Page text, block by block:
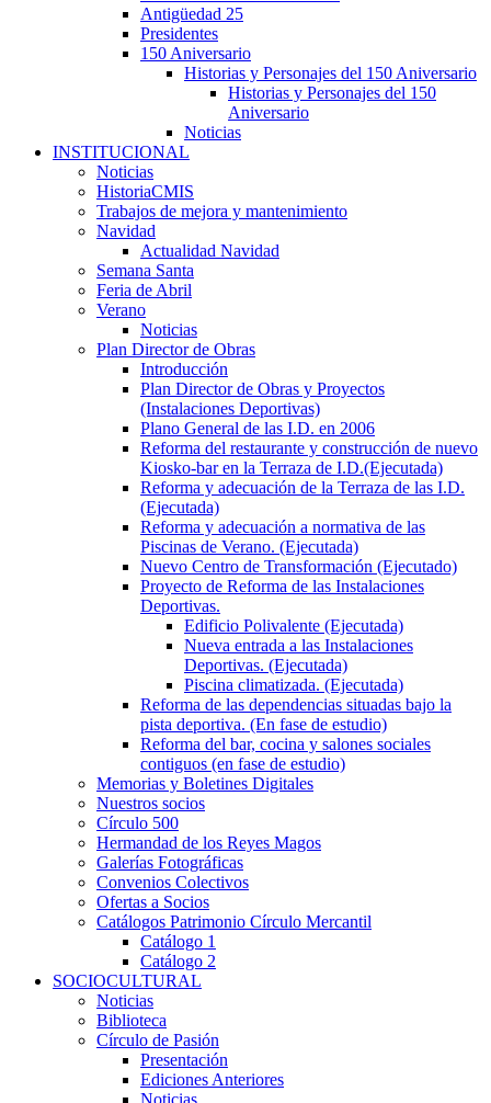
Antigüedad 25
Presidentes
150 Aniversario
Historias y Personajes del 150 Aniversario
Historias y Personajes del 150
Aniversario
Noticias
INSTITUCIONAL
Noticias
HistoriaCMIS
Trabajos de mejora y mantenimiento
Navidad
Actualidad Navidad
Semana Santa
Feria de Abril
Verano
Noticias
Plan Director de Obras
Introducción
Plan Director de Obras y Proyectos
(Instalaciones Deportivas)
Plano General de las I.D. en 2006
Reforma del restaurante y construcción de nuevo
Kiosko-bar en la Terraza de I.D.(Ejecutada)
Reforma y adecuación de la Terraza de las I.D.
(Ejecutada)
Reforma y adecuación a normativa de las
Piscinas de Verano. (Ejecutada)
Nuevo Centro de Transformación (Ejecutado)
Proyecto de Reforma de las Instalaciones
Deportivas.
Edificio Polivalente (Ejecutada)
Nueva entrada a las Instalaciones
Deportivas. (Ejecutada)
Piscina climatizada. (Ejecutada)
Reforma de las dependencias situadas bajo la
pista deportiva. (En fase de estudio)
Reforma del bar, cocina y salones sociales
contiguos (en fase de estudio)
Memorias y Boletines Digitales
Nuestros socios
Círculo 500
Hermandad de los Reyes Magos
Galerías Fotográficas
Convenios Colectivos
Ofertas a Socios
Catálogos Patrimonio Círculo Mercantil
Catálogo 1
Catálogo 2
SOCIOCULTURAL
Noticias
Biblioteca
Círculo de Pasión
Presentación
Ediciones Anteriores
Noticias